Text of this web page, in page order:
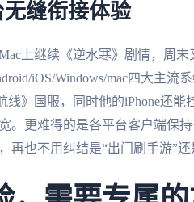
缝衔接体验
上继续《逆水寒》剧情，周
iOS/Windows/mac四大主流
》国服，同时他的iPhone还能
。更难得的是各平台客户端保
也不用纠结是“出门刷手游”还